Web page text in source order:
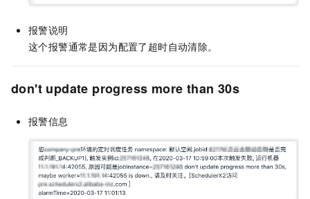
报警说明
这个报警通常是因为配置了超时自动清除。
don't update progress more than 30s
报警信息